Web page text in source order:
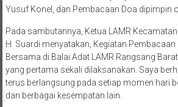
Yusuf Konel, dan Pembacaan Doa dipimpin
Pada sambutannya, Ketua LAMR
H. Suardi menyatakan, Kegiatan
Bersama di Balai Adat LAMR Rangsang
yang pertama sekali dilaksanakan. Saya
terus berlangsung pada setiap momen hari
dan berbagai kesempatan lain.